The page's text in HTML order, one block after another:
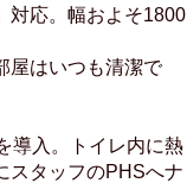
対応。幅およそ1800
屋はいつも清潔で
導入。トイレ内に熱
スタッフのPHSへナ